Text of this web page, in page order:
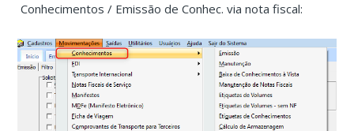
Conhecimentos / Emissão de Conhec. via nota fiscal: